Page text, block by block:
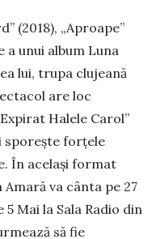
(2018), „Aproape”
a unui album Luna
lui, trupa clujeană
are loc
Halele Carol”
sporește forțele
În același for­mat
va cânta pe 27
Mai la Sala Radio din
să fie